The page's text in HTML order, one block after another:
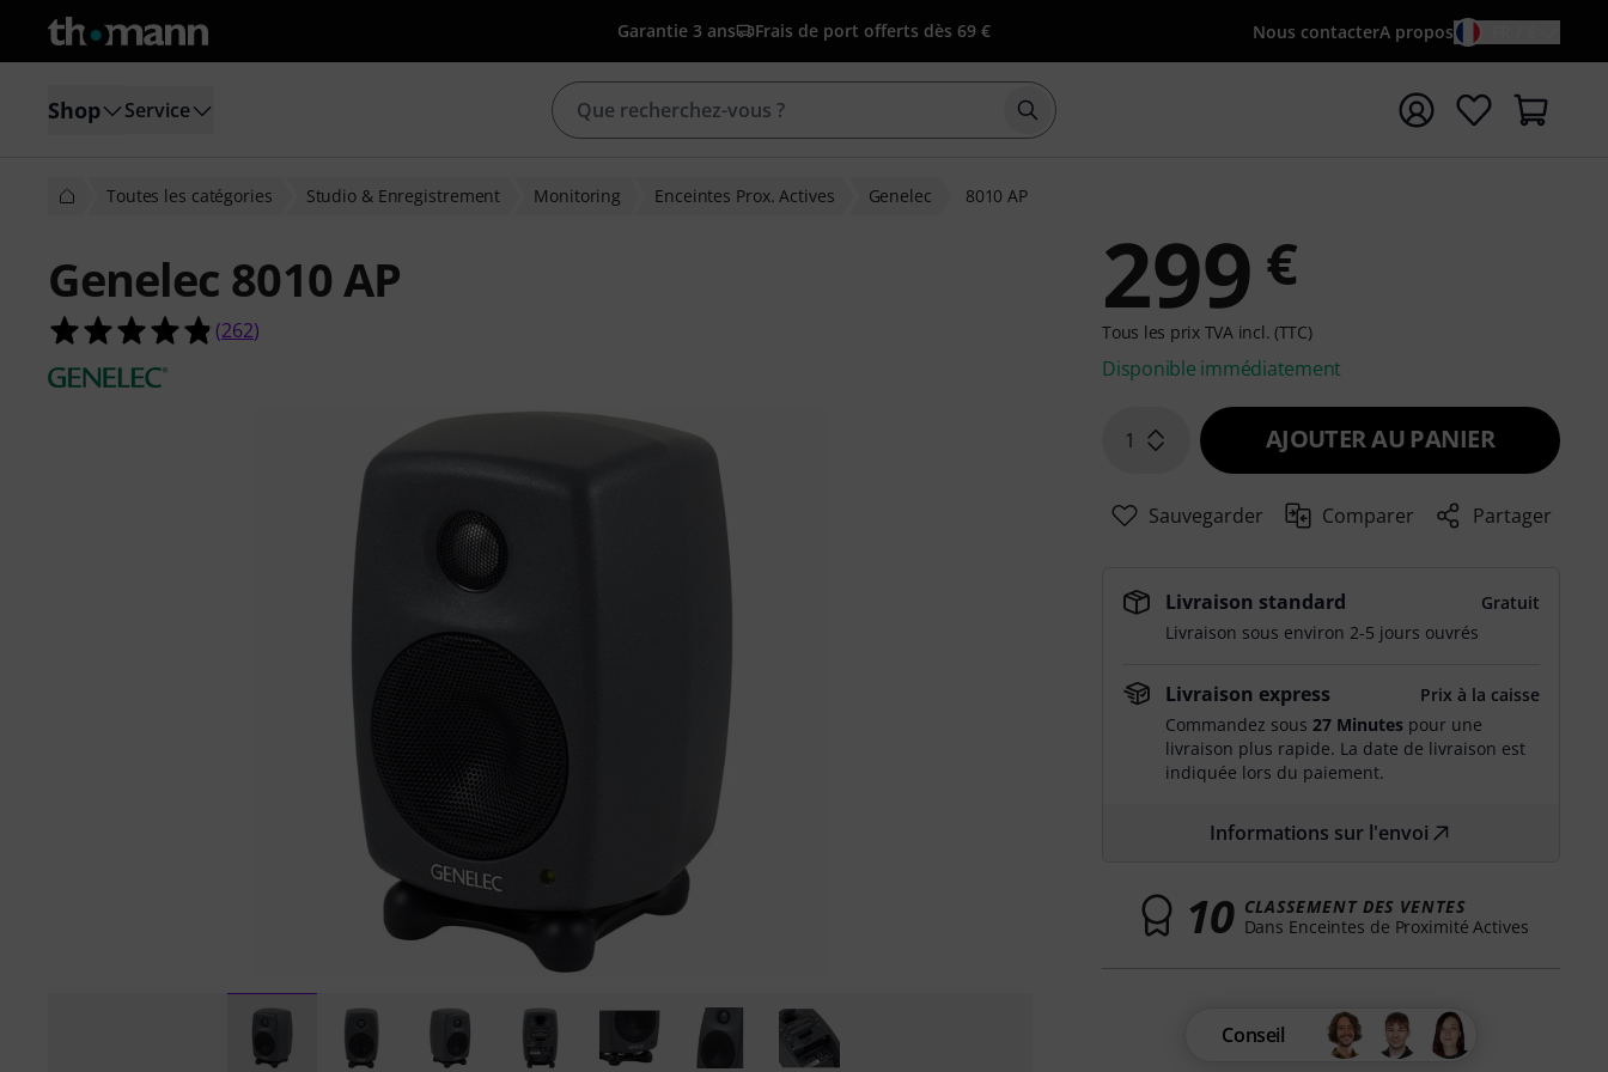
Garantie 3 ans Frais de port offerts dès 69 € Nous contacterA propos
Shop Service Démarrer la recherche avec le terme de recherche
Toutes les catégories Studio & Enregistrement Monitoring Enceintes Prox. Actives Genelec 8010 AP
Genelec 8010 AP
4.8 étoiles sur 5 d'après 262 évaluations clients
(262) 299 €
Tous les prix TVA incl. (TTC)
Disponible immédiatement
1 AJOUTER AU PANIER
Sauvegarder Comparer Partager
Livraison standard
Gratuit
Livraison sous environ 2-5 jours ouvrés
Livraison express
Prix à la caisse
Commandez sous27 Minutes pour une
livraison plus rapide. La date de livraison est
indiquée lors du paiement.
Informations sur l'envoi
10 CLASSEMENT DES VENTES
Dans Enceintes de Proximité Actives
Conseil